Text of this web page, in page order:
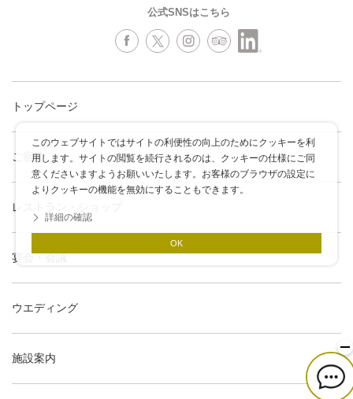
このウェブサイトではサイトの利便性の向上のためにクッキーを利
用します。サイトの閲覧を続行されるのは、クッキーの仕様にご同
意くださいますようお願いいたします。お客様のブラウザの設定に
よりクッキーの機能を無効にすることもできます。
詳細の確認
OK
公式SNSはこちら
トップページ
ご宿泊
レストラン・ショップ
宴会・会議
ウエディング
施設案内